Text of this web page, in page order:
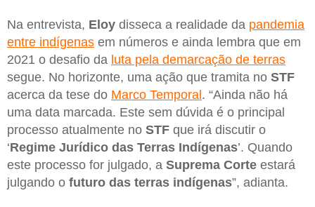
Na entrevista, Eloy disseca a realidade da pandemia
entre indígenas em números e ainda lembra que em
2021 o desafio da luta pela demarcação de terras
segue. No horizonte, uma ação que tramita no STF
acerca da tese do Marco Temporal. “Ainda não há
uma data marcada. Este sem dúvida é o principal
processo atualmente no STF que irá discutir o
‘Regime Jurídico das Terras Indígenas’. Quando
este processo for julgado, a Suprema Corte estará
julgando o futuro das terras indígenas”, adianta.